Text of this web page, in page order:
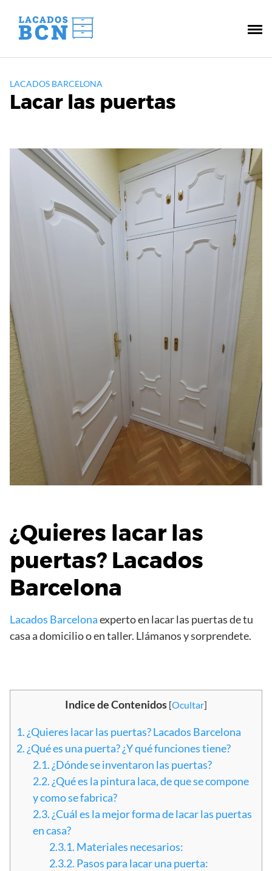
contenido
LACADOS BARCELONA
Lacar las puertas
¿Quieres lacar las
puertas? Lacados
Barcelona
Lacados Barcelonaexperto en lacar las puertas de tu
casa a domicilio o en taller. Llámanos y sorprendete.
Indice de Contenidos [Ocultar]
1. ¿Quieres lacar las puertas? Lacados Barcelona
2. ¿Qué es una puerta? ¿Y qué funciones tiene?
2.1. ¿Dónde se inventaron las puertas?
2.2. ¿Qué es la pintura laca, de que se compone
y como se fabrica?
2.3. ¿Cuál es la mejor forma de lacar las puertas
en casa?
2.3.1. Materiales necesarios:
2.3.2. Pasos para lacar una puerta: